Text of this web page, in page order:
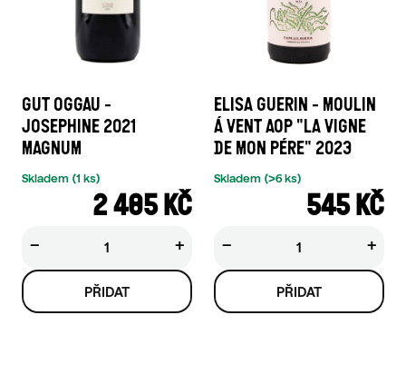
GUT OGGAU -
JOSEPHINE 2021
MAGNUM
2 485 KČ
Skladem (1 ks)
+
−
ELISA GUERIN - MOULIN
Á VENT AOP "LA VIGNE
DE MON PÉRE" 2023
545 KČ
Skladem (>6 ks)
+
−